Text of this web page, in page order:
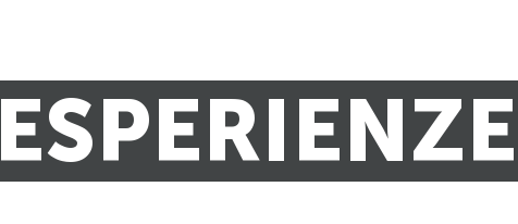
ESPERIENZE